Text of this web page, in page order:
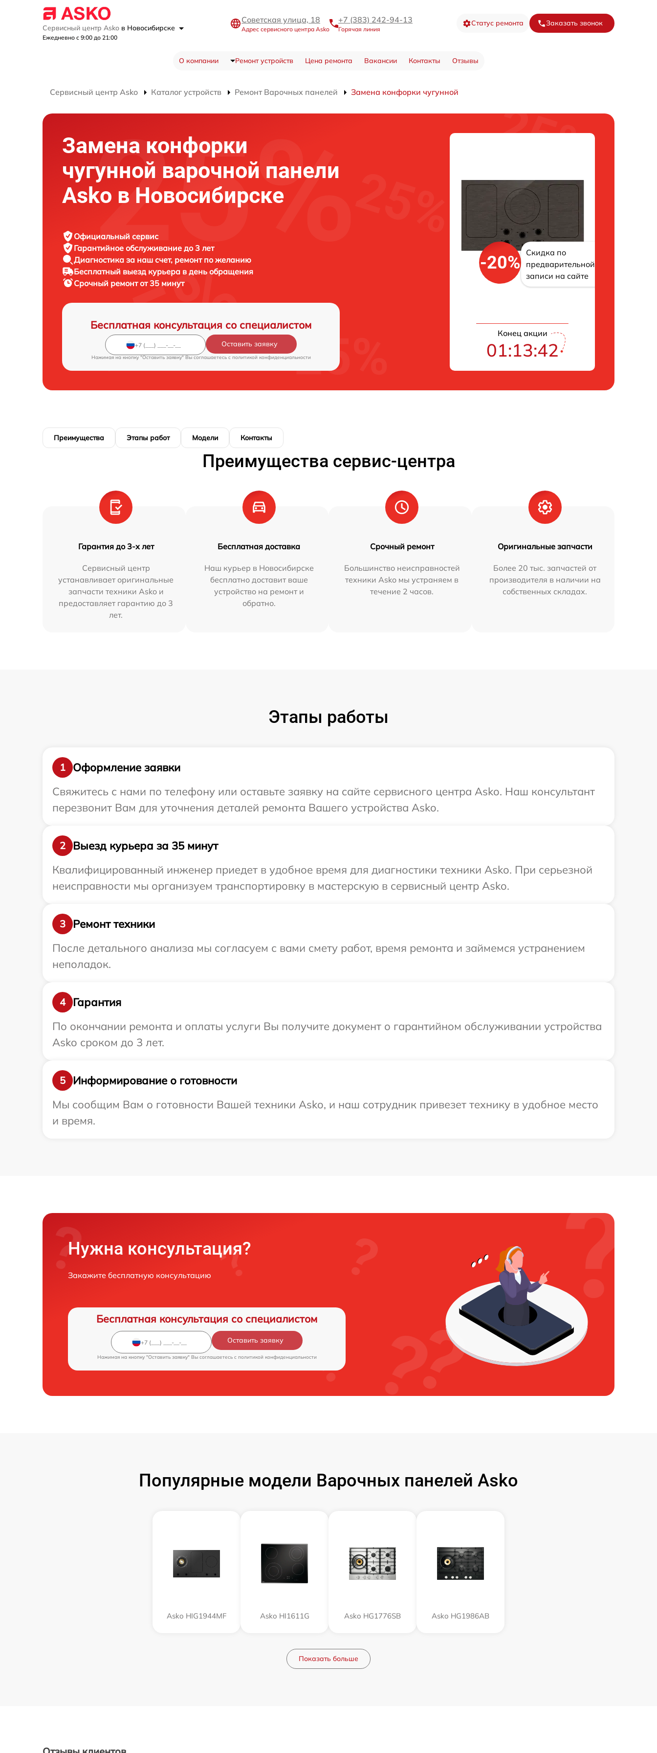
Сервисный центр Asko в Новосибирске
Ежедневно с 9:00 до 21:00
Советская улица, 18
Адрес сервисного центра Asko
+7 (383) 242-94-13
Горячая линия
Статус ремонта Заказать звонок
О компании Ремонт устройств Цена ремонта Вакансии Контакты Отзывы
Сервисный центр Asko Каталог устройств Ремонт Варочных панелей Замена конфорки чугунной
Замена конфорки
чугунной варочной панели
Asko в Новосибирске
Официальный сервис
Гарантийное обслуживание до 3 лет
Диагностика за наш счет, ремонт по желанию
Бесплатный выезд курьера в день обращения
Срочный ремонтот 35 минут
Бесплатная консультация со специалистом
Оставить заявку
Нажимая на кнопку "Оставить заявку" Вы соглашаетесь c политикой конфиденциальности
-20%
Скидка по
предварительной
записи на сайте
Конец акции
01:13:42
Преимущества Этапы работ Модели Контакты
Преимущества сервис-центра
Гарантия до 3-х лет
Сервисный центр
устанавливает оригинальные
запчасти техники Asko и
предоставляет гарантию до 3
лет.
Бесплатная доставка
Наш курьер в Новосибирске
бесплатно доставит ваше
устройство на ремонт и
обратно.
Срочный ремонт
Большинство неисправностей
техники Asko мы устраняем в
течение 2 часов.
Оригинальные запчасти
Более 20 тыс. запчастей от
производителя в наличии на
собственных складах.
Этапы работы
1
Оформление заявки
Свяжитесь с нами по телефону или оставьте заявку на сайте сервисного центра Asko. Наш консультант
перезвонит Вам для уточнения деталей ремонта Вашего устройства Asko.
2
Выезд курьера за 35 минут
Квалифицированный инженер приедет в удобное время для диагностики техники Asko. При серьезной
неисправности мы организуем транспортировку в мастерскую в сервисный центр Asko.
3
Ремонт техники
После детального анализа мы согласуем с вами смету работ, время ремонта и займемся устранением
неполадок.
4
Гарантия
По окончании ремонта и оплаты услуги Вы получите документ о гарантийном обслуживании устройства
Asko сроком до 3 лет.
5
Информирование о готовности
Мы сообщим Вам о готовности Вашей техники Asko, и наш сотрудник привезет технику в удобное место
и время.
Нужна консультация?
Закажите бесплатную консультацию
Бесплатная консультация со специалистом
Оставить заявку
Нажимая на кнопку "Оставить заявку" Вы соглашаетесь c политикой конфиденциальности
Популярные модели Варочных панелей Asko
Asko HIG1944MF Asko HI1611G Asko HG1776SB Asko HG1986AB
Показать больше